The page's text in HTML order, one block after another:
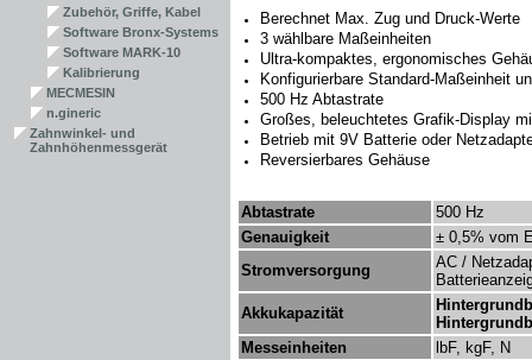
Zubehör, Griffe, Kabel
Software Bronx-Systems
Software MARK-10
Kalibrierung
MECMESIN
n.gineric
Zahnwinkel- und
Zahnhöhenmessgerät
Berechnet Max. Zug und Druck-Werte
3 wählbare Maßeinheiten
Ultra-kompaktes, ergonomisches
Konfigurierbare Standard-Maßeinheit
500 Hz Abtastrate
Großes, beleuchtetes Grafik-Display
Betrieb mit 9V Batterie oder
Reversierbares Gehäuse
Abtastrate
500 Hz
Genauigkeit
± 0,5% vom
Stromversorgung
AC /
Akkukapazität
Messeinheiten
lbF, kgF, N